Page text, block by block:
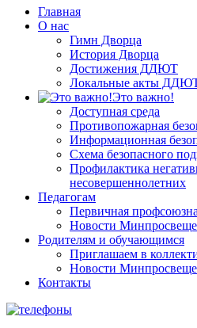
Главная
О нас
Гимн Дворца
История Дворца
Достижения ДДЮТ
Локальные акты
Это важно!
Доступная среда
Противопожарная
Информационная
Схема безопасного
Профилактика
несовершеннолетних
Педагогам
Первичная
Новости
Родителям и обучающимся
Приглашаем в
Новости
Контакты